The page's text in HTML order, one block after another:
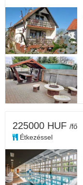
225000 HUF /fő
Étkezéssel